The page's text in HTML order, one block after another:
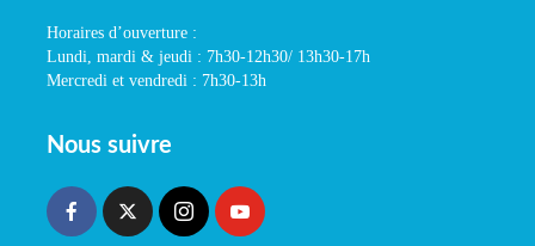
Horaires d’ouverture :
Lundi, mardi & jeudi : 7h30-12h30/ 13h30-17h
Mercredi et vendredi : 7h30-13h
Nous suivre